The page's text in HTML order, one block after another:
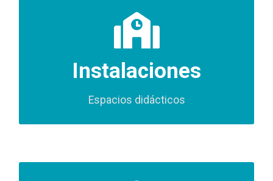
Instalaciones
Espacios didácticos
Espacios diseñados para el aprendizaje, el
deporte y el desarrollo integral de nuestros
estudiantes